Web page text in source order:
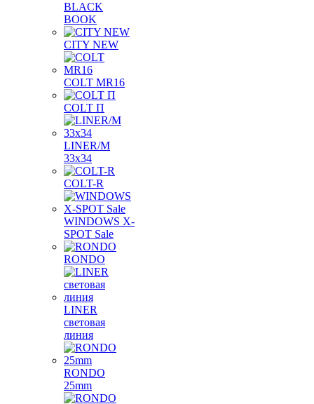
BLACK
BOOK
CITY NEW
COLT MR16
COLT П
LINER/М
33х34
COLT-R
WINDOWS X-
SPOT Sale
RONDO
LINER
световая
линия
RONDO
25mm